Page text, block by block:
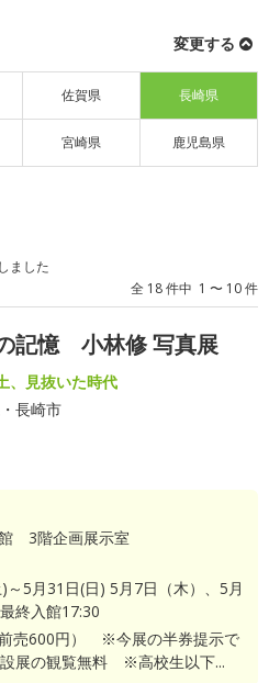
変更する
佐賀県 長崎県
宮崎県 鹿児島県
ました
全 18 件中 1 〜 10 件
記憶 小林修 写真展
、見抜いた時代
長崎市
3階企画展示室
～5月31日(日) 5月7日（木）、5月
終入館17:30
売600円） ※今展の半券提示で
展の観覧無料 ※高校生以下...